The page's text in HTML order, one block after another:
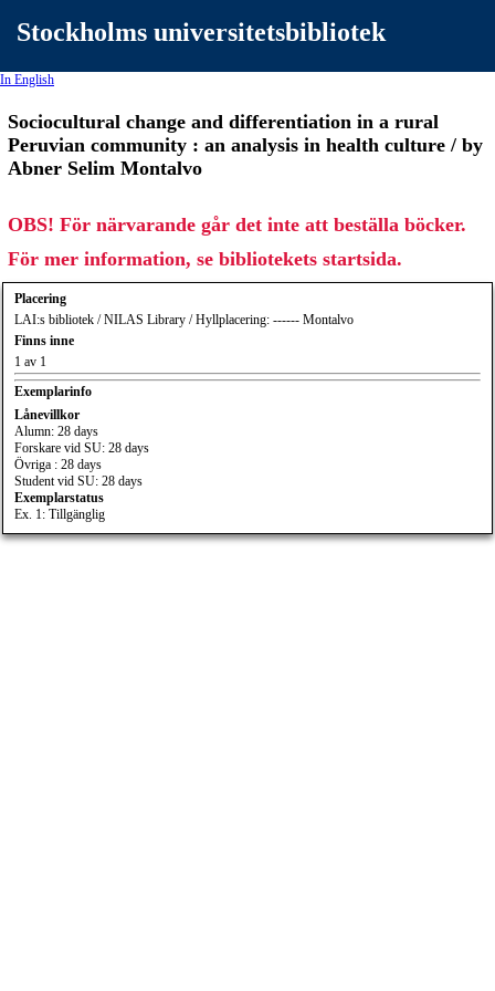
Stockholms universitetsbibliotek
In English
Sociocultural change and differentiation in a rural
Peruvian community : an analysis in health culture / by
Abner Selim Montalvo
OBS! För närvarande går det inte att beställa böcker.
För mer information, se bibliotekets startsida.
Placering
LAI:s bibliotek / NILAS Library / Hyllplacering: ------ Montalvo
Finns inne
1 av 1
Exemplarinfo
Lånevillkor
Alumn: 28 days
Forskare vid SU: 28 days
Övriga : 28 days
Student vid SU: 28 days
Exemplarstatus
Ex. 1: Tillgänglig